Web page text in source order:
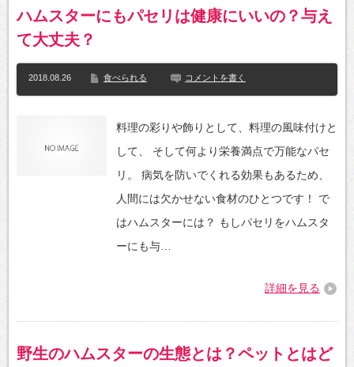
ハムスターにもパセリは健康にいいの？与え
て大丈夫？
2018.08.26 食べられる コメントを書く
料理の彩りや飾りとして、料理の風味付けと
して、 そして何より栄養満点で万能なパセ
リ。 病気を防いでくれる効果もあるため、
人間には欠かせない食材のひとつです！ で
はハムスターには？ もしパセリをハムスタ
ーにも与…
詳細を見る
野生のハムスターの生態とは？ペットとはど